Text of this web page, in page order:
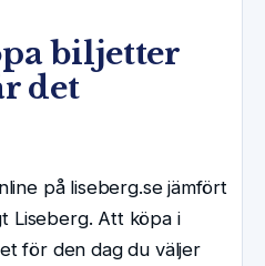
biljetter
det
på liseberg.se jämfört
Liseberg. Att köpa i
för den dag du väljer